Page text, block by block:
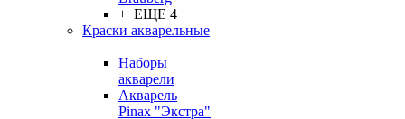
+ ЕЩЕ 4
Краски акварельные
Наборы
акварели
Акварель
Pinax "Экстра"